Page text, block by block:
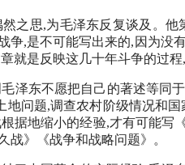
之思,为毛泽东反复谈及。
争,是不可能写出来的,因为没
就是反映这几十年斗争的过
泽东不愿把自己的著述等同
地问题,调查农村阶级情况和
据地缩小的经验,才有可能
战》《战争和战略问题》。